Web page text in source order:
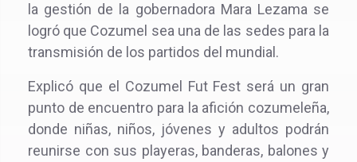
la gestión de la gobernadora Mara Lezama se
logró que Cozumel sea una de las sedes para la
transmisión de los partidos del mundial.
Explicó que el Cozumel Fut Fest será un gran
punto de encuentro para la afición cozumeleña,
donde niñas, niños, jóvenes y adultos podrán
reunirse con sus playeras, banderas, balones y